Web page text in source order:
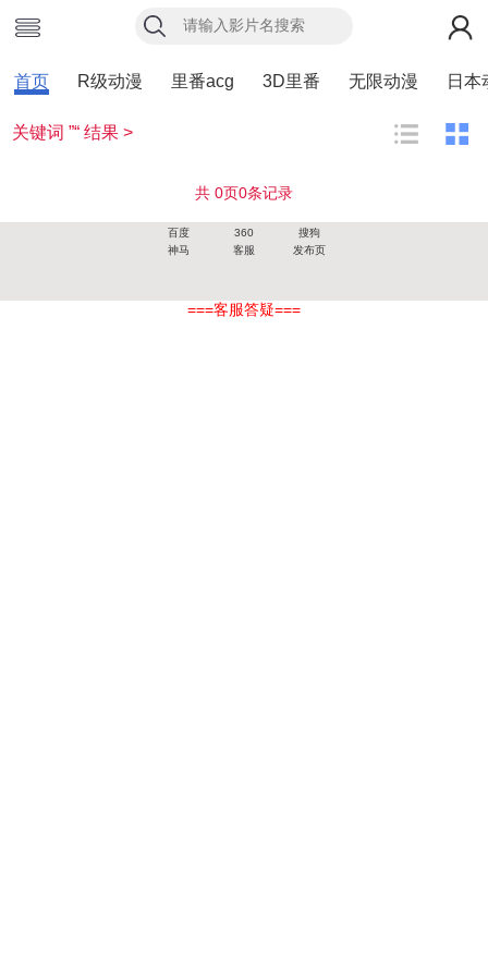
首页 R级动漫 里番acg 3D里番 无限动漫 日本
关键词 ”“ 结果 >
共 0页0条记录
百度 360
搜狗
神马
客服 发布页
===客服答疑===